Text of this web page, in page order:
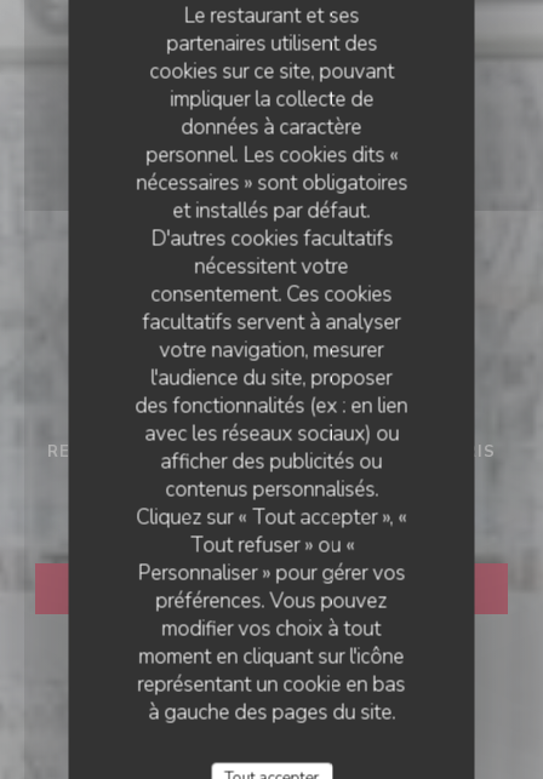
Le restaurant et ses
partenaires utilisent des
cookies sur ce site, pouvant
impliquer la collecte de
données à caractère
personnel. Les cookies dits «
nécessaires » sont obligatoires
et installés par défaut.
D'autres cookies facultatifs
nécessitent votre
consentement. Ces cookies
facultatifs servent à analyser
votre navigation, mesurer
l'audience du site, proposer
des fonctionnalités (ex : en lien
avec les réseaux sociaux) ou
afficher des publicités ou
contenus personnalisés.
Cliquez sur « Tout accepter », «
Tout refuser » ou «
Personnaliser » pour gérer vos
préférences. Vous pouvez
modifier vos choix à tout
moment en cliquant sur l'icône
représentant un cookie en bas
à gauche des pages du site.
RESTAURANT TRADITIONNEL FRANÇAIS PARIS
D'CHEZ EUX
RÉSERVER
D'CHEZ EUX